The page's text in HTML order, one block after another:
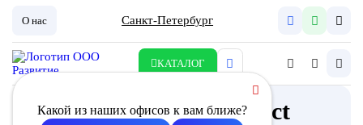
О нас Санкт-Петербург
КАТАЛОГ
Какой из наших офисов к вам ближе?
ПВУ Node8 AC Compact